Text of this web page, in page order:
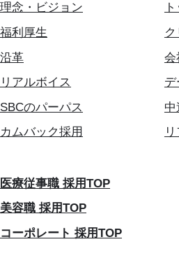
理念・ビジョン
福利厚生
沿革
会
リアルボイス
デ
SBCのパーパス
カムバック採用
医療従事職 採用TOP
美容職 採用TOP
コーポレート 採用TOP